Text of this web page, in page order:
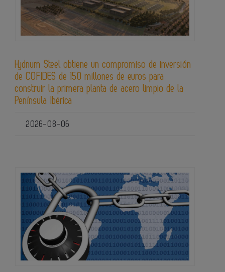
Hydnum Steel obtiene un compromiso de inversión
de COFIDES de 150 millones de euros para
construir la primera planta de acero limpio de la
Península Ibérica
2026-08-06